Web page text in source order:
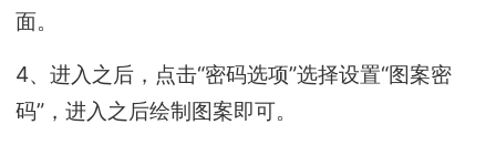
面。
4、进入之后，点击“密码选项”选择设置“图案密
码”，进入之后绘制图案即可。